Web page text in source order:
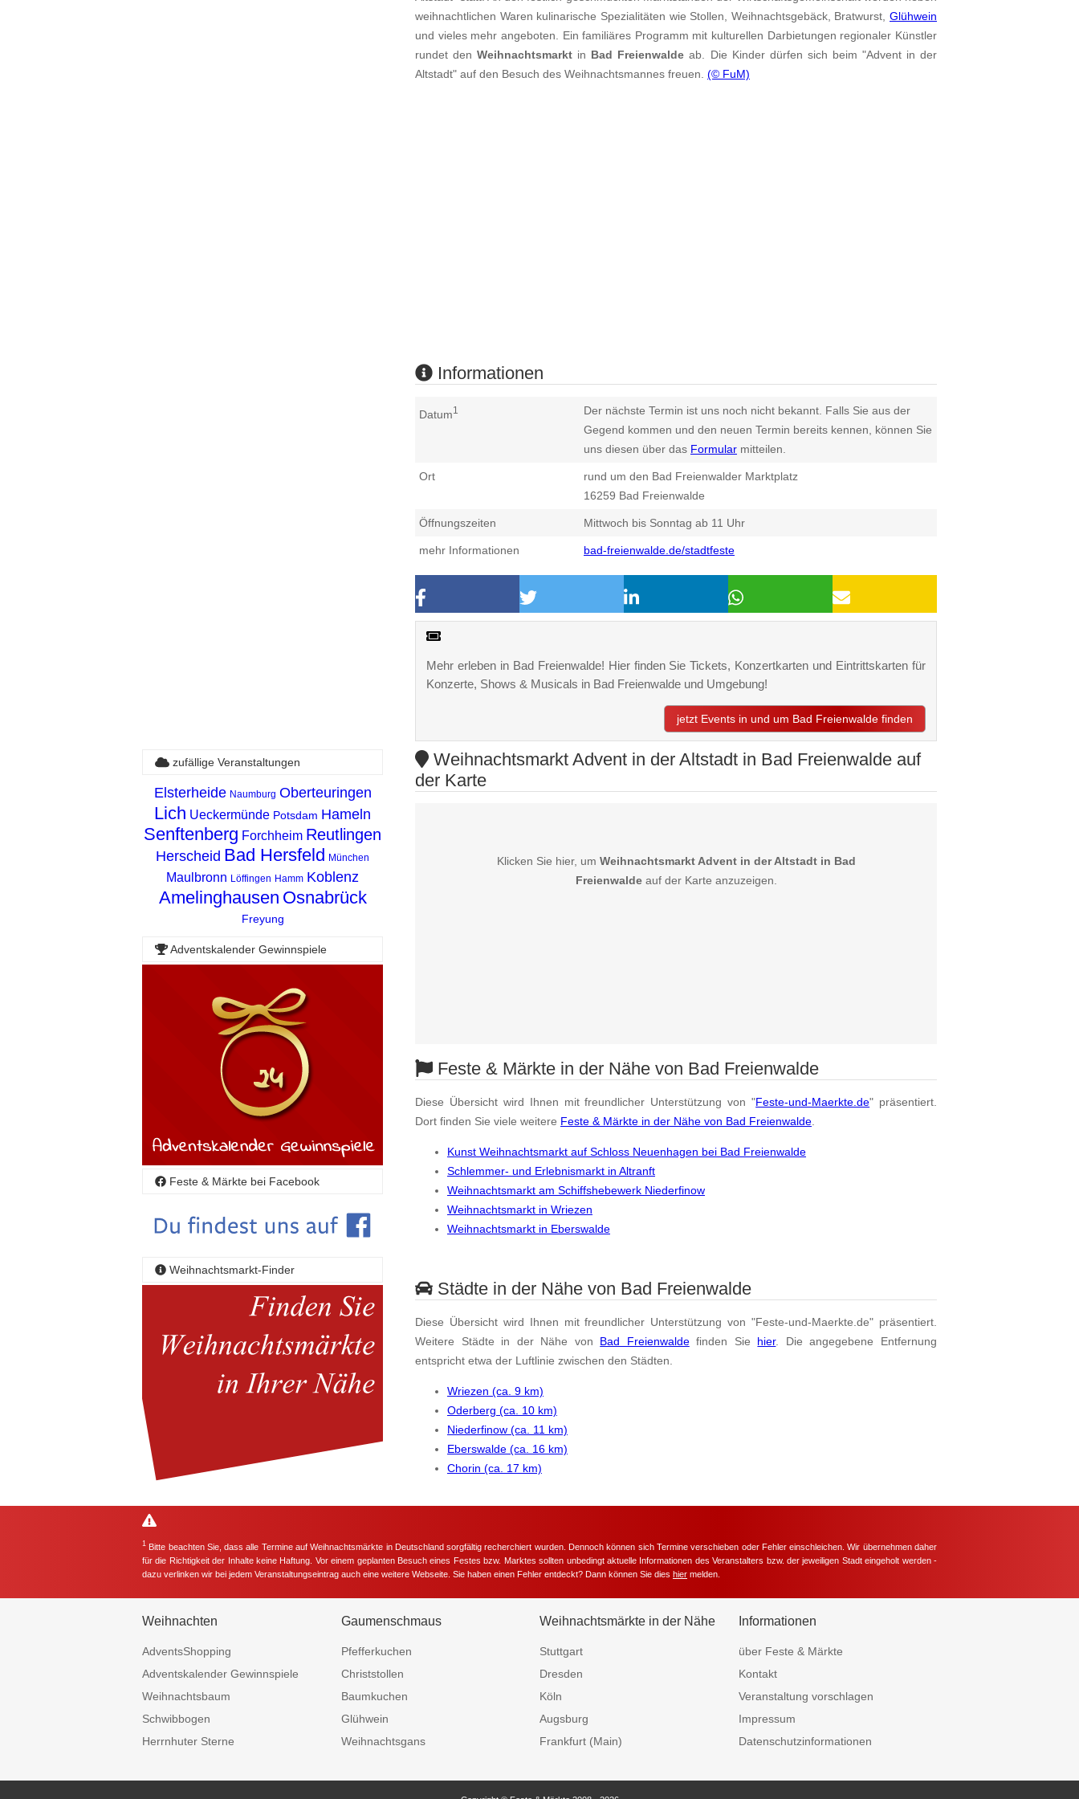
weihnachtlichen Waren kulinarische Spezialitäten wie Stollen, Weihnachtsgebäck, Bratwurst, Glühwein
und vieles mehr angeboten. Ein familiäres Programm mit kulturellen Darbietungen regionaler Künstler
rundet denWeihnachtsmarkt in Bad Freienwalde ab. Die Kinder dürfen sich beim "Advent in der
Altstadt" auf den Besuch des Weihnachtsmannes freuen. (© FuM)
Informationen
Datum1
Der nächste Termin ist uns noch nicht bekannt. Falls Sie aus der
Gegend kommen und den neuen Termin bereits kennen, können Sie
uns diesen über das Formular mitteilen.
Ort
rund um den Bad Freienwalder Marktplatz
16259 Bad Freienwalde
Öffnungszeiten Mittwoch bis Sonntag ab 11 Uhr
mehr Informationen bad-freienwalde.de/stadtfeste
Mehr erleben in Bad Freienwalde! Hier finden Sie Tickets, Konzertkarten und Eintrittskarten für
Konzerte, Shows & Musicals in Bad Freienwalde und Umgebung!
jetzt Events in und um Bad Freienwalde finden
Weihnachtsmarkt Advent in der Altstadt in Bad Freienwalde auf
der Karte
Klicken Sie hier, um Weihnachtsmarkt Advent in der Altstadt in Bad
Freienwaldeauf der Karte anzuzeigen.
Feste & Märkte in der Nähe von Bad Freienwalde
Diese Übersicht wird Ihnen mit freundlicher Unterstützung von "Feste-und-Maerkte.de" präsentiert.
Dort finden Sie viele weitere Feste & Märkte in der Nähe von Bad Freienwalde
Kunst Weihnachtsmarkt auf Schloss Neuenhagen bei Bad Freienwalde
Schlemmer- und Erlebnismarkt in Altranft
Weihnachtsmarkt am Schiffshebewerk Niederfinow
Weihnachtsmarkt in Wriezen
Weihnachtsmarkt in Eberswalde
Städte in der Nähe von Bad Freienwalde
Diese Übersicht wird Ihnen mit freundlicher Unterstützung von "Feste-und-Maerkte.de" präsentiert.
Weitere Städte in der Nähe von Bad Freienwaldefinden Sie hier. Die angegebene Entfernung
entspricht etwa der Luftlinie zwischen den Städten.
Wriezen (ca. 9 km)
Oderberg (ca. 10 km)
Niederfinow (ca. 11 km)
Eberswalde (ca. 16 km)
Chorin (ca. 17 km)
zufällige Veranstaltungen
Elsterheide Naumburg Oberteuringen
Lich Ueckermünde Potsdam Hameln
Senftenberg Forchheim Reutlingen
Herscheid Bad Hersfeld München
Maulbronn Löffingen Hamm Koblenz
Amelinghausen Osnabrück
Freyung
Adventskalender Gewinnspiele
Feste & Märkte bei Facebook
Weihnachtsmarkt-Finder
1 Bitte beachten Sie, dass alle Termine auf Weihnachtsmärkte in Deutschland sorgfältig recherchiert wurden. Dennoch können sich Termine verschieben oder Fehler einschleichen. Wir übernehmen daher
für die Richtigkeit der Inhalte keine Haftung. Vor einem geplanten Besuch eines Festes bzw. Marktes sollten unbedingt aktuelle Informationen des Veranstalters bzw. der jeweiligen Stadt eingeholt werden -
dazu verlinken wir bei jedem Veranstaltungseintrag auch eine weitere Webseite. Sie haben einen Fehler entdeckt? Dann können Sie dies hier melden.
Weihnachten
AdventsShopping
Adventskalender Gewinnspiele
Weihnachtsbaum
Schwibbogen
Herrnhuter Sterne
Gaumenschmaus
Pfefferkuchen
Christstollen
Baumkuchen
Glühwein
Weihnachtsgans
Weihnachtsmärkte in der Nähe
Stuttgart
Dresden
Köln
Augsburg
Frankfurt (Main)
Informationen
über Feste & Märkte
Kontakt
Veranstaltung vorschlagen
Impressum
Datenschutzinformationen